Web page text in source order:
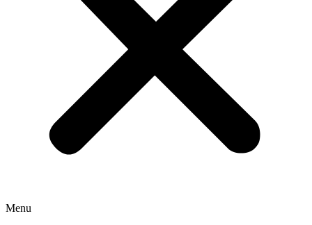
Menu